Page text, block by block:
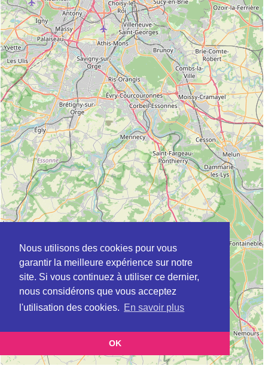
Nous utilisons des cookies pour vous
garantir la meilleure expérience sur notre
site. Si vous continuez à utiliser ce dernier,
nous considérons que vous acceptez
l'utilisation des cookies. En savoir plus
OK